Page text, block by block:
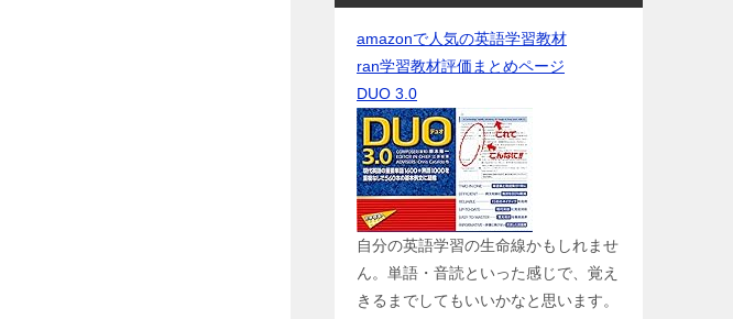
amazonで人気の英語学習教材
ran学習教材評価まとめページ
DUO 3.0
自分の英語学習の生命線かもしれませ
ん。単語・音読といった感じで、覚え
きるまでしてもいいかなと思います。